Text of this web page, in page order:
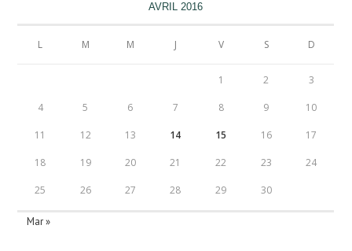
AVRIL 2016
L M M J V S D
1 2 3
4 5 6 7 8 9 10
11 12 13 14 15 16 17
18 19 20 21 22 23 24
25 26 27 28 29 30
Mar »